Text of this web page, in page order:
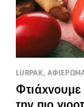
LURPAK,
Φτιάχνουμε